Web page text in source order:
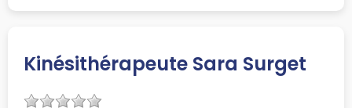
Kinésithérapeute Sara Surget